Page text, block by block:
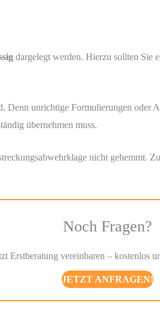
dargelegt werden. Hierzu sollten Sie
unrichtige Formulierungen oder
übernehmen muss.
nicht gehemmt.
Noch Fragen?
Erstberatung vereinbaren – kostenlos
JETZT ANFRAGEN!